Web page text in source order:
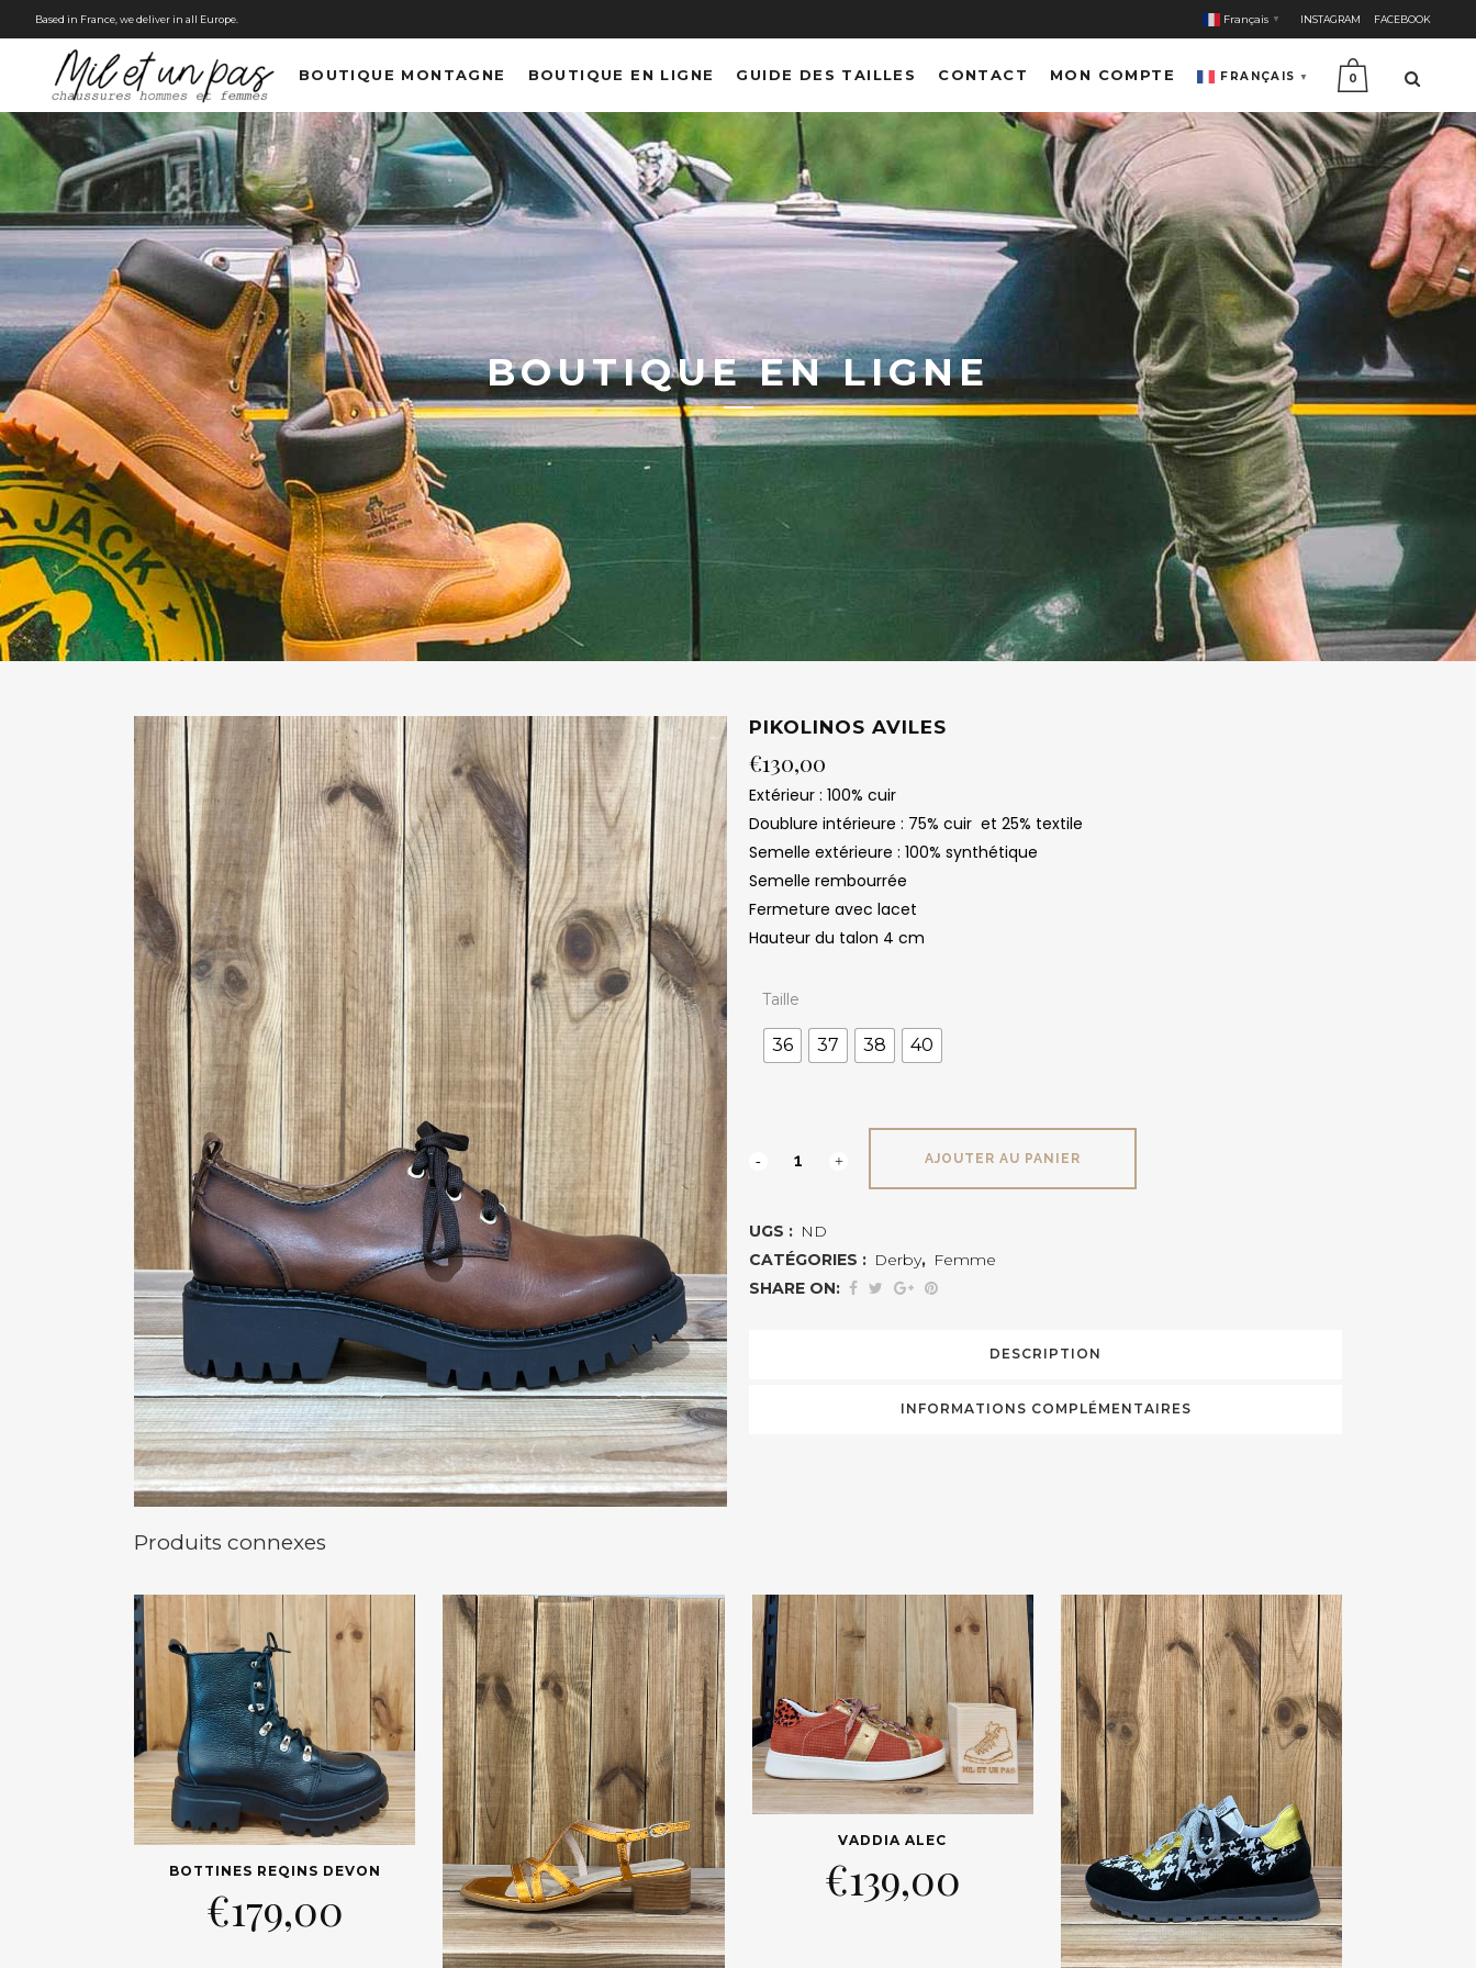
Based in France, we deliver in all Europe. Français ▼ INSTAGRAM FACEBOOK
0
BOUTIQUE MONTAGNE BOUTIQUE EN LIGNE GUIDE DES TAILLES CONTACT MON COMPTE FRANÇAIS ▼
BOUTIQUE EN LIGNE
PIKOLINOS AVILES
€130,00
Extérieur : 100% cuir
Doublure intérieure : 75% cuir et 25% textile
Semelle extérieure : 100% synthétique
Semelle rembourrée
Fermeture avec lacet
Hauteur du talon 4 cm
Taille
36 37 38 40
PIKOLINOS
quantité
AJOUTER AU PANIER
UGS : ND
CATÉGORIES : Derby, Femme
SHARE ON:
DESCRIPTION
INFORMATIONS COMPLÉMENTAIRES
Produits connexes
BOTTINES REQINS DEVON
€179,00
VADDIA ALEC
€139,00